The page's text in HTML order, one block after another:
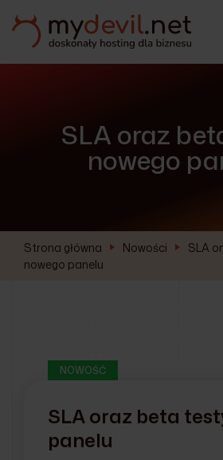
SLA oraz
nowego
Strona główna Nowości
SLA
nowego panelu
NOWOŚĆ
SLA oraz beta
panelu